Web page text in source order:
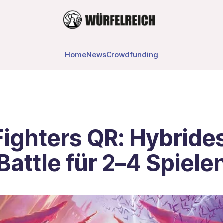
HomeNewsCrowdfunding
QR:
für 2–4